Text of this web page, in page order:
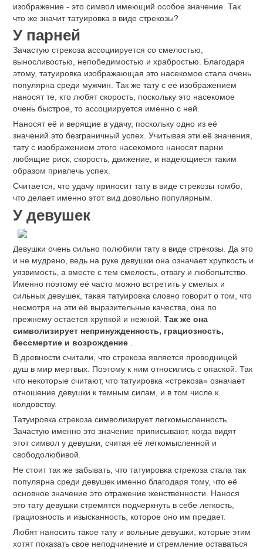
изображение - это символ имеющий особое значение. Так
что же значит татуировка в виде стрекозы?
У парней
Зачастую стрекоза ассоциируется со смелостью,
выносливостью, непобедимостью и храбростью. Благодаря
этому, татуировка изображающая это насекомое стала очень
популярна среди мужчин. Так же тату с её изображением
наносят те, кто любят скорость, поскольку это насекомое
очень быстрое, то ассоциируется именно с ней.
Наносят её и верящие в удачу, поскольку одно из её
значений это безграничный успех. Учитывая эти её значения,
тату с изображением этого насекомого наносят парни
любящие риск, скорость, движение, и надеющиеся таким
образом привлечь успех.
Считается, что удачу приносит тату в виде стрекозы томбо,
что делает именно этот вид довольно популярным.
У девушек
Девушки очень сильно полюбили тату в виде стрекозы. Да это
и не мудрено, ведь на руке девушки она означает хрупкость и
уязвимость, а вместе с тем смелость, отвагу и любопытство.
Именно поэтому её часто можно встретить у смелых и
сильных девушек, такая татуировка словно говорит о том, что
несмотря на эти её выразительные качества, она по
прежнему остается хрупкой и нежной. Так же она
символизирует непринужденность, грациозность,
бессмертие и возрождение
В древности считали, что стрекоза является проводницей
душ в мир мертвых. Поэтому к ним относились с опаской. Так
что некоторые считают, что татуировка «стрекоза» означает
отношение девушки к темным силам, и в том числе к
колдовству.
Татуировка стрекоза символизирует легкомысленность.
Зачастую именно это значение приписывают, когда видят
этот символ у девушки, считая её легкомысленной и
свободолюбивой.
Не стоит так же забывать, что татуировка стрекоза стала так
популярна среди девушек именно благодаря тому, что её
основное значение это отражение женственности. Нанося
это тату девушки стремятся подчеркнуть в себе легкость,
грациозность и изысканность, которое оно им предает.
Любят наносить такое тату и вольные девушки, которые этим
хотят показать свое неподчинение и стремление оставаться